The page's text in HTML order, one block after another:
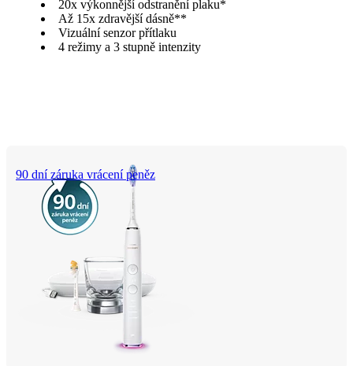
20x výkonnější odstranění plaku*
Až 15x zdravější dásně**
Vizuální senzor přítlaku
4 režimy a 3 stupně intenzity
90 dní záruka vrácení peněz